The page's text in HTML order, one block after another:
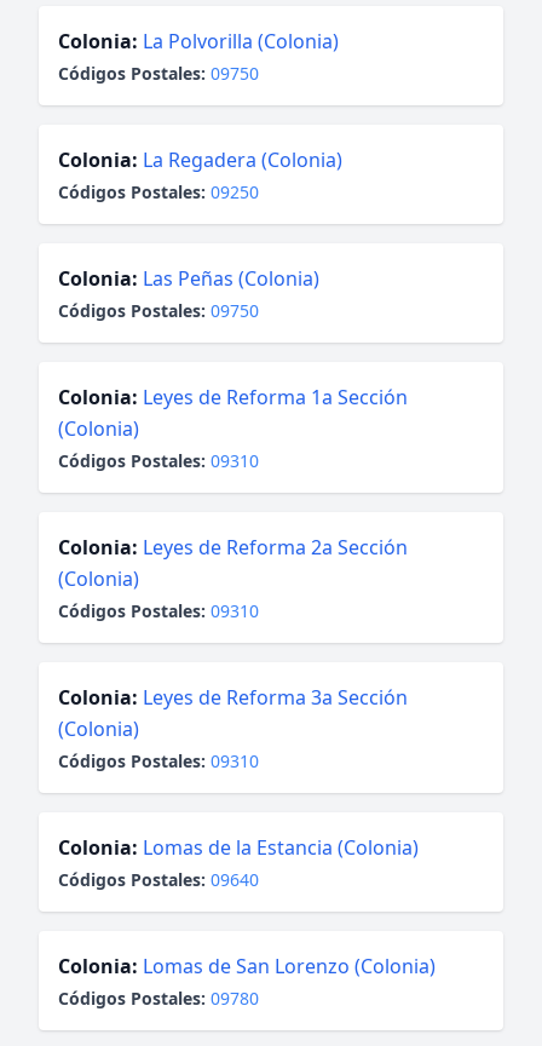
Colonia: La Polvorilla (Colonia)
Códigos Postales: 09750
Colonia: La Regadera (Colonia)
Códigos Postales: 09250
Colonia: Las Peñas (Colonia)
Códigos Postales: 09750
Colonia: Leyes de Reforma 1a Sección
(Colonia)
Códigos Postales: 09310
Colonia: Leyes de Reforma 2a Sección
(Colonia)
Códigos Postales: 09310
Colonia: Leyes de Reforma 3a Sección
(Colonia)
Códigos Postales: 09310
Colonia: Lomas de la Estancia (Colonia)
Códigos Postales: 09640
Colonia: Lomas de San Lorenzo (Colonia)
Códigos Postales: 09780